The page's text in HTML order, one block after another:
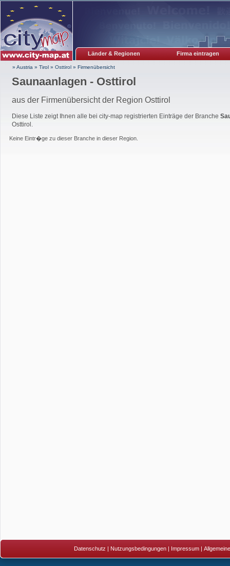
Länder & Regionen Firma eintragen
» Austria » Tirol » Osttirol » Firmenübersicht
Saunaanlagen - Osttirol
aus der Firmenübersicht der Region Osttirol
Diese Liste zeigt Ihnen alle bei city-map registrierten Einträge der Branche
Osttirol.
Keine Eintr�ge zu dieser Branche in dieser Region.
Datenschutz | Nutzungsbedingungen| Impressum|